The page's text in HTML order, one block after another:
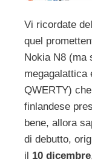
Vi ricordate del
quel
Nokia N8 (ma
megagalattica
QWERTY)
finlandese
bene, allora
di debutto,
il 10 dicembre